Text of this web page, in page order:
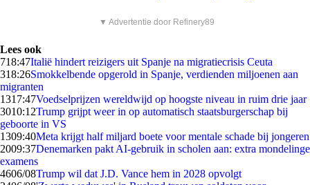
▼ Advertentie door Refinery89
Lees ook
718:47Italië hindert reizigers uit Spanje na migratiecrisis Ceuta
318:26Smokkelbende opgerold in Spanje, verdienden miljoenen aan
migranten
1317:47Voedselprijzen wereldwijd op hoogste niveau in ruim drie jaar
3010:12Trump grijpt weer in op automatisch staatsburgerschap bij
geboorte in VS
1309:40Meta krijgt half miljard boete voor mentale schade bij jongeren
2009:37Denemarken pakt AI-gebruik in scholen aan: extra mondelinge
examens
4606/08Trump wil dat J.D. Vance hem in 2028 opvolgt